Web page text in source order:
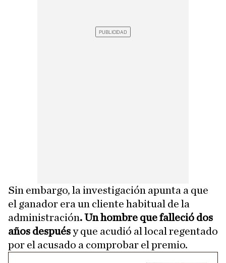
Sin embargo, la investigación apunta a que
el ganador era un cliente habitual de la
administración. Un hombre que falleció dos
años despuésy que acudió al local regentado
por el acusado a comprobar el premio.